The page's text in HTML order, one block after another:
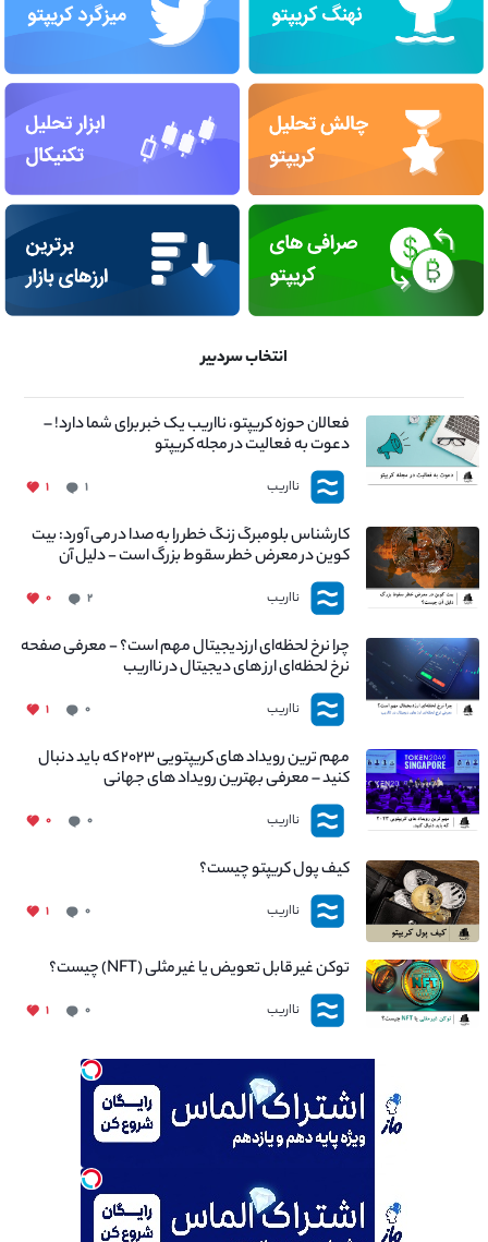
انتخاب سردبیر
فعالان حوزه کریپتو، نااریب یک خبر برای شما دارد! –
دعوت به فعالیت در مجله کریپتو
نااریب ۱ ۱
کارشناس بلومبرگ زنگ خطر را به صدا در می آورد: بیت
کوین در معرض خطر سقوط بزرگ است - دلیل آن
چیست؟
نااریب ۲ ۰
چرا نرخ لحظه‌ای ارزدیجیتال مهم است؟ - معرفی صفحه
نرخ لحظه‌ای ارز های دیجیتال در نااریب
نااریب ۰ ۱
مهم ترین رویداد های کریپتویی ۲۰۲۳ که باید دنبال
کنید – معرفی بهترین رویداد های جهانی
نااریب ۰ ۰
کیف پول کریپتو چیست؟
نااریب ۰ ۱
توکن غیر قابل تعویض یا غیر مثلی (NFT) چیست؟
نااریب ۰ ۱